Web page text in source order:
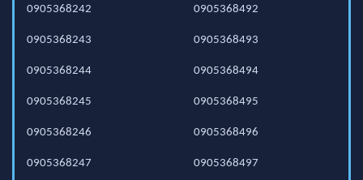
0905368242
0905368243
0905368244
0905368245
0905368246
0905368247
0905368492
0905368493
0905368494
0905368495
0905368496
0905368497